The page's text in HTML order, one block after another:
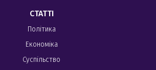
СТАТТІ
Політика
Економіка
Суспільство